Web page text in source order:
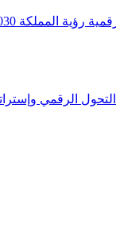
رؤية المملكة 2030
التحول الرقمي